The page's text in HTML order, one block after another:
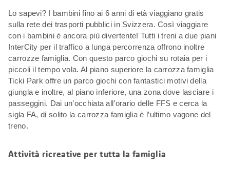
Lo sapevi? I bambini fino ai 6 anni di età viaggiano gratis
sulla rete dei trasporti pubblici in Svizzera. Così viaggiare
con i bambini è ancora più divertente! Tutti i treni a due piani
InterCity per il traffico a lunga percorrenza offrono inoltre
carrozze famiglia. Con questo parco giochi su rotaia per i
piccoli il tempo vola. Al piano superiore la carrozza famiglia
Ticki Park offre un parco giochi con fantastici motivi della
giungla e inoltre, al piano inferiore, una zona dove lasciare i
passeggini. Dai un’occhiata all’orario delle FFS e cerca la
sigla FA, di solito la carrozza famiglia è l’ultimo vagone del
treno.
Attività ricreative per tutta la famiglia